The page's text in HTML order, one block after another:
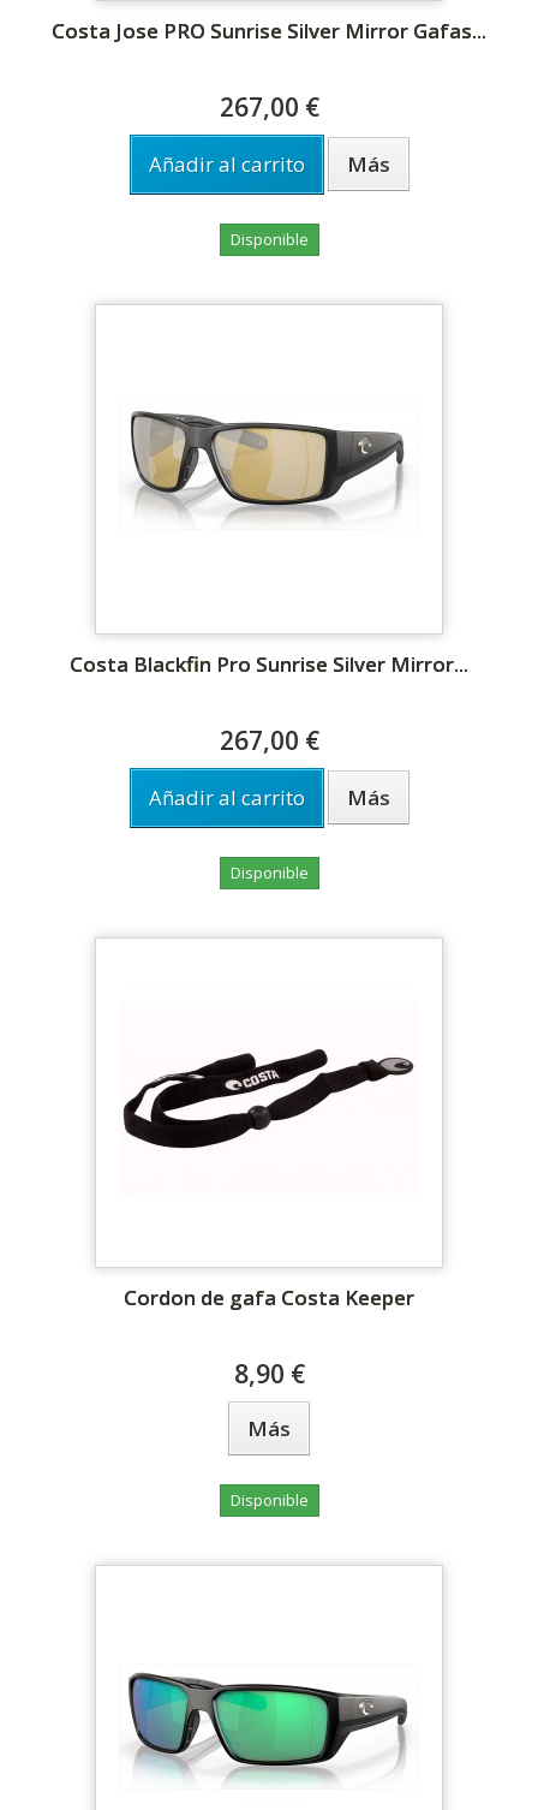
Costa Jose PRO Sunrise Silver Mirror Gafas...
267,00 €
Añadir al carrito Más
Disponible
Costa Blackfin Pro Sunrise Silver Mirror...
267,00 €
Añadir al carrito Más
Disponible
Cordon de gafa Costa Keeper
8,90 €
Más
Disponible